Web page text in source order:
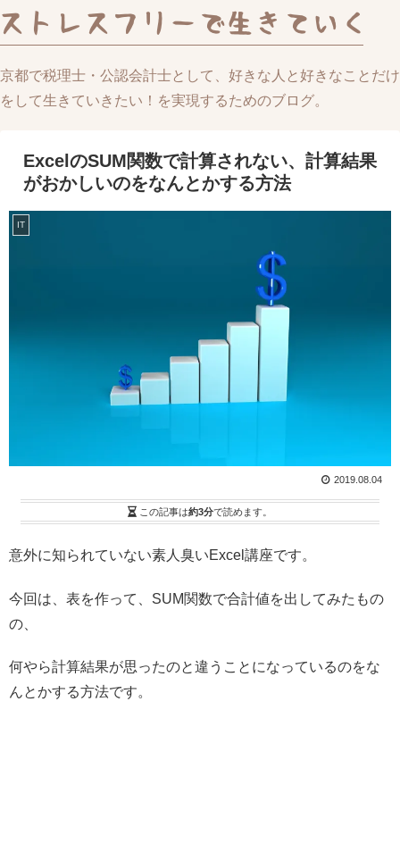
京都で税理士・公認会計士として、好きな人と好きなことだけ
をして生きていきたい！を実現するためのブログ。
ExcelのSUM関数で計算されない、計算結果
がおかしいのをなんとかする方法
IT
2019.08.04
この記事は約3分で読めます。
意外に知られていない素人臭いExcel講座です。
今回は、表を作って、SUM関数で合計値を出してみたもの
の、
何やら計算結果が思ったのと違うことになっているのをな
んとかする方法です。